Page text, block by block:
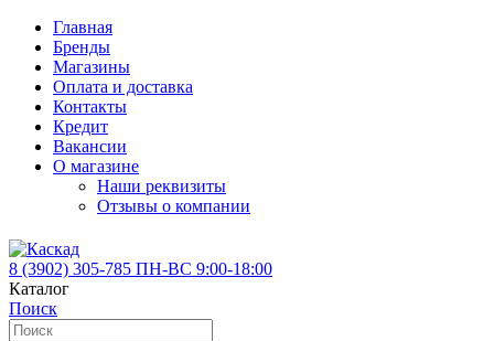
Главная
Бренды
Магазины
Оплата и доставка
Контакты
Кредит
Вакансии
О магазине
Наши реквизиты
Отзывы о компании
8 (3902) 305-785 ПН-ВС 9:00-18:00
Каталог
Поиск